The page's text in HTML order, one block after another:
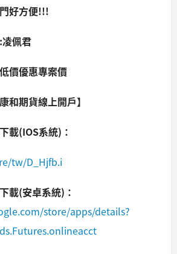
好方便!!!
佩君
價優惠專案價
和期貨線上開戶】
載(IOS系統)：
tw/D_Hjfb.i
載(安卓系統)：
store/apps/details?